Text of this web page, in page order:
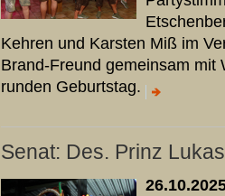
Kehren und Karsten Miß im
Brand-Freund gemeinsam mit
runden Geburtstag.
Senat: Des. Prinz